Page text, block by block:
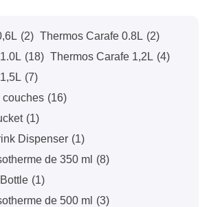
(2) Thermos Carafe 0.8L (2)
(18) Thermos Carafe 1,2L (4)
(7)
couches (16)
(1)
Dispenser (1)
de 350 ml (8)
(1)
de 500 ml (3)